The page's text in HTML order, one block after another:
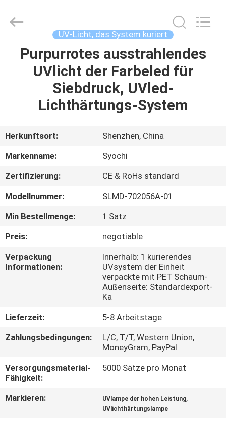
HAUS
PRODUKTE
UNS
AUSFLUG
QUALITÄTSKONTROLLE
TRETEN
SIE
IN
VERBINDUNG
NACHRICHTEN
FORDERN
Electronics
UV-Licht, das System kuriert
Purpurrotes ausstrahlendes
UVlicht der Farbeled für
Siebdruck, UVled-
Lichthärtungs-System
Herkunftsort:
Shenzhen, China
Markenname:
Syochi
Zertifizierung:
CE & RoHs standard
Modellnummer:
SLMD-702056A-01
Min Bestellmenge:
1 Satz
Preis:
negotiable
Verpackung
Informationen:
Innerhalb: 1 kurierendes
UVsystem der Einheit
verpackte mit PET Schaum-
Außenseite: Standardexport-
Ka
Lieferzeit:
5-8 Arbeitstage
Zahlungsbedingungen:
L/C, T/T, Western Union,
MoneyGram, PayPal
Versorgungsmaterial-
Fähigkeit:
5000 Sätze pro Monat
Markieren: UVlampe der hohen Leistung,
UVlichthärtungslampe